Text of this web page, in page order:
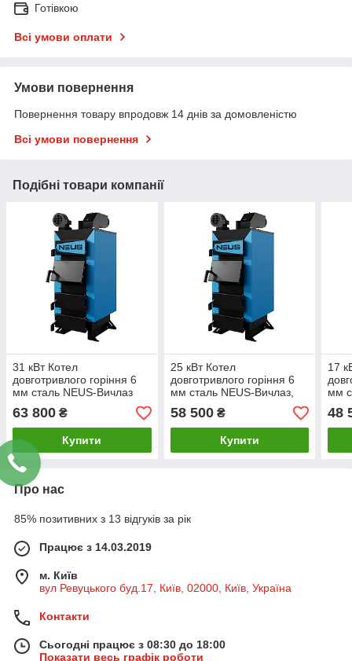
Готівкою
Всі умови оплати
Умови повернення
Повернення товару впродовж 14 днів за домовленістю
Всі умови повернення
Подібні товари компанії
31 кВт Котел
довготривлого горіння 6
мм сталь NEUS-Вичлаз
63 800 ₴
Купити
25 кВт Котел
довготривлого горіння 6
мм сталь NEUS-Вичлаз,
58 500₴
Купити
17
мм
48
Про нас
85% позитивних з 13 відгуків за рік
Працює з 14.03.2019
м. Київ
вул Ревуцького буд.17, Київ, 02000, Київ, Україна
Контакти
Сьогодні працює з 08:30 до 18:00
Показати весь графік роботи